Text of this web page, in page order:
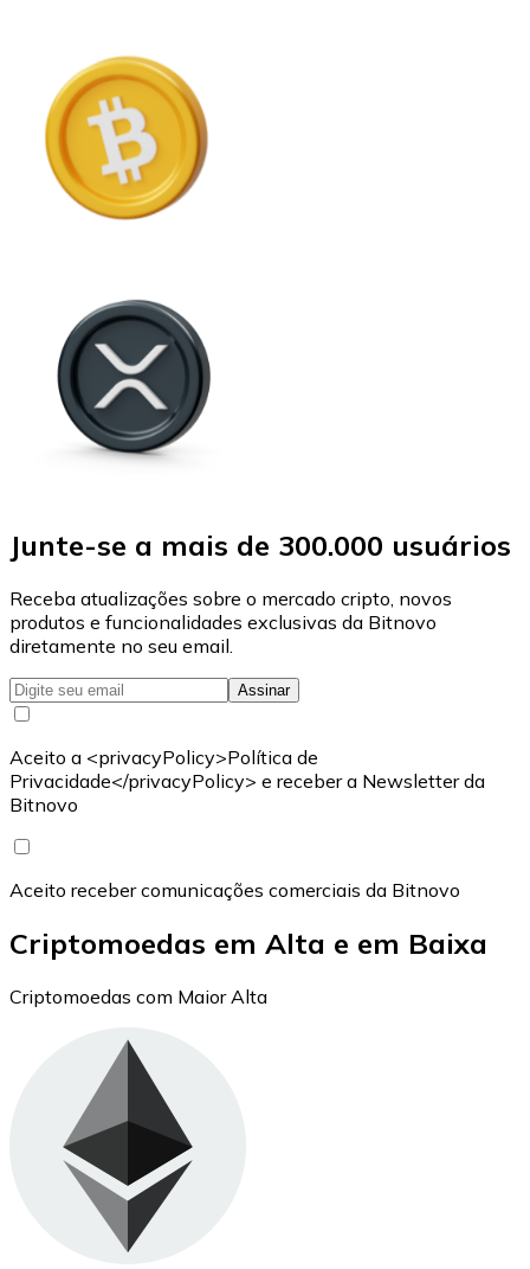
Junte-se a mais de 300.000 usuários
Receba atualizações sobre o mercado cripto, novos
produtos e funcionalidades exclusivas da Bitnovo
diretamente no seu email.
Assinar
Aceito a <privacyPolicy>Política de
Privacidade</privacyPolicy> e receber a Newsletter da
Bitnovo
Aceito receber comunicações comerciais da Bitnovo
Criptomoedas em Alta e em Baixa
Criptomoedas com Maior Alta